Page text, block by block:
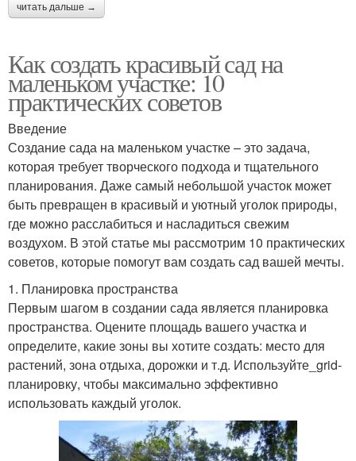
читать дальше →
Как создать красивый сад на
маленьком участке: 10
практических советов
Введение
Создание сада на маленьком участке – это задача,
которая требует творческого подхода и тщательного
планирования. Даже самый небольшой участок может
быть превращен в красивый и уютный уголок природы,
где можно расслабиться и насладиться свежим
воздухом. В этой статье мы рассмотрим 10 практических
советов, которые помогут вам создать сад вашей мечты.
1. Планировка пространства
Первым шагом в создании сада является планировка
пространства. Оцените площадь вашего участка и
определите, какие зоны вы хотите создать: место для
растений, зона отдыха, дорожки и т.д. Используйте_grid-
планировку, чтобы максимально эффективно
использовать каждый уголок.